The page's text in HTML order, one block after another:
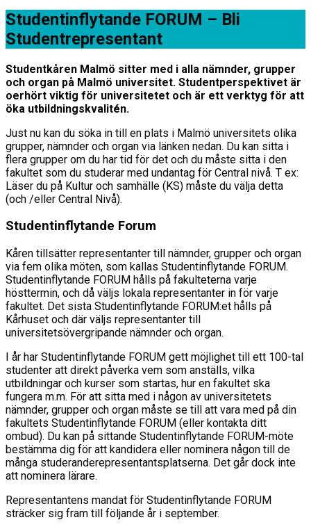
Studentinflytande FORUM – Bli
Studentrepresentant
Studentkåren Malmö sitter med i alla nämnder, grupper
och organ på Malmö universitet. Studentperspektivet är
oerhört viktig för universitetet och är ett verktyg för att
öka utbildningskvalitén.
Just nu kan du söka in till en plats i Malmö universitets olika
grupper, nämnder och organ via länken nedan. Du kan sitta i
flera grupper om du har tid för det och du måste sitta i den
fakultet som du studerar med undantag för Central nivå. T ex:
Läser du på Kultur och samhälle (KS) måste du välja detta
(och /eller Central Nivå).
Studentinflytande Forum
Kåren tillsätter representanter till nämnder, grupper och organ
via fem olika möten, som kallas Studentinflytande FORUM.
Studentinflytande FORUM hålls på fakulteterna varje
hösttermin, och då väljs lokala representanter in för varje
fakultet. Det sista Studentinflytande FORUM:et hålls på
Kårhuset och där väljs representanter till
universitetsövergripande nämnder och organ.
I år har Studentinflytande FORUM gett möjlighet till ett 100-tal
studenter att direkt påverka vem som anställs, vilka
utbildningar och kurser som startas, hur en fakultet ska
fungera m.m. För att sitta med i någon av universitetets
nämnder, grupper och organ måste se till att vara med på din
fakultets Studentinflytande FORUM (eller kontakta ditt
ombud). Du kan på sittande Studentinflytande FORUM-möte
bestämma dig för att kandidera eller nominera någon till de
många studeranderepresentantsplatserna. Det går dock inte
att nominera lärare.
Representantens mandat för Studentinflytande FORUM
sträcker sig fram till följande år i september.